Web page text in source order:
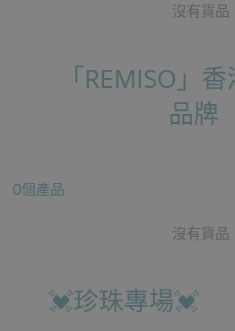
沒有貨品
「REMISO」
品牌
0個產品
沒有貨品
💓珍珠專場💓